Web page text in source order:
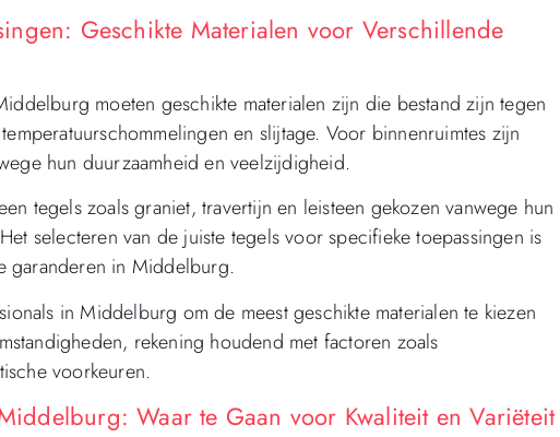
Geschikte Materialen voor Verschillende
moeten geschikte materialen zijn die bestand zijn tegen
en slijtage. Voor binnenruimtes zijn
hun duurzaamheid en veelzijdigheid.
tegels zoals graniet, travertijn en leisteen gekozen vanwege hun
selecteren van de juiste tegels voor specifieke toepassingen is
garanderen in Middelburg.
in Middelburg om de meest geschikte materialen te kiezen
rekening houdend met factoren zoals
voorkeuren.
Waar te Gaan voor Kwaliteit en Variëteit